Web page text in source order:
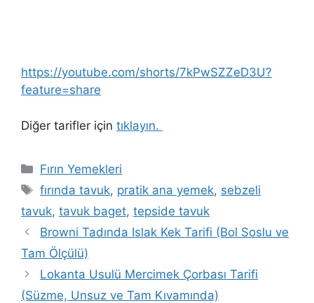
https://youtube.com/shorts/7kPwSZZeD3U?
feature=share
Diğer tarifler için tıklayın.
Kategoriler
Fırın Yemekleri
Etiketler
fırında tavuk, pratik ana yemek, sebzeli
tavuk, tavuk baget, tepside tavuk
Browni Tadında Islak Kek Tarifi (Bol Soslu ve
Tam Ölçülü)
Lokanta Usulü Mercimek Çorbası Tarifi
(Süzme, Unsuz ve Tam Kıvamında)